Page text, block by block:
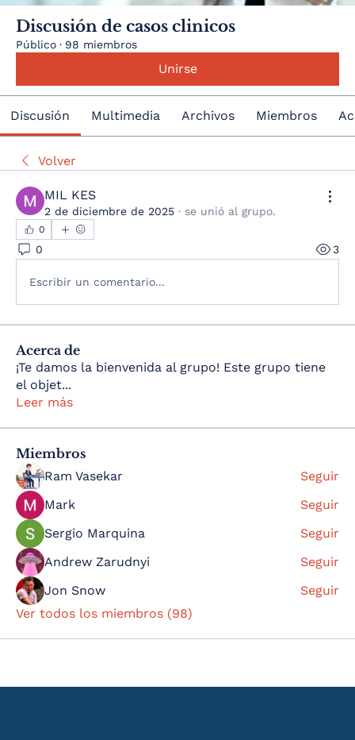
Discusión de casos clinicos
Público · 98 miembros
Unirse
Discusión Multimedia Archivos Miembros
Volver
MIL KES
2 de diciembre de 2025 · se unió al grupo.
0
0 3
Escribir un comentario...
Acerca de
¡Te damos la bienvenida al grupo! Este grupo tiene
el objet...
Leer más
Miembros
Ram Vasekar
Seguir
Mark
Seguir
Sergio Marquina
Seguir
Andrew Zarudnyi
Seguir
Jon Snow
Seguir
Ver todos los miembros (98)